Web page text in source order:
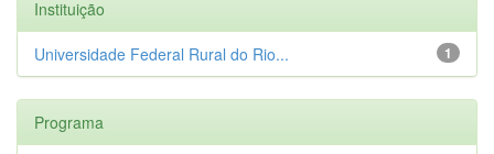
Instituição
1
Universidade Federal Rural do Rio...
Programa